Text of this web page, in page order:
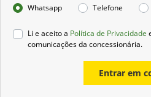
Whatsapp Telefone
Li e aceito a Política de Privacidade
comunicações da concessionária.
Entrar em